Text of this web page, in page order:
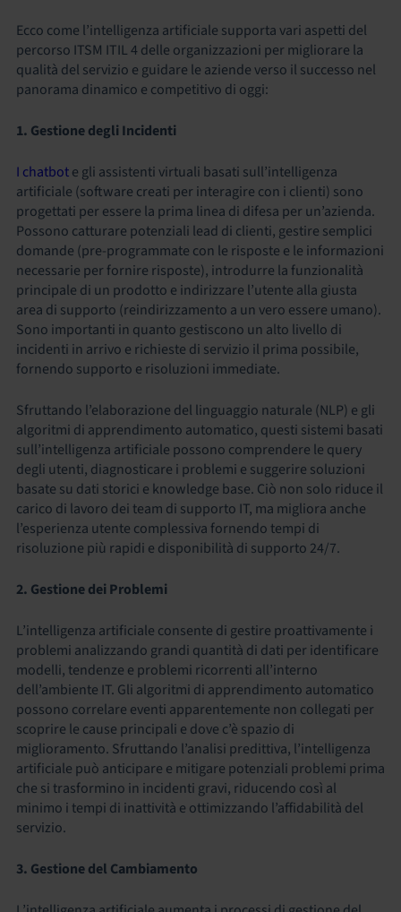
Ecco come l’intelligenza artificiale supporta vari aspetti del
percorso ITSM ITIL 4 delle organizzazioni per migliorare la
qualità del servizio e guidare le aziende verso il successo nel
panorama dinamico e competitivo di oggi:
1. Gestione degli Incidenti
I chatbote gli assistenti virtuali basati sull’intelligenza
artificiale (software creati per interagire con i clienti) sono
progettati per essere la prima linea di difesa per un’azienda.
Possono catturare potenziali lead di clienti, gestire semplici
domande (pre-programmate con le risposte e le informazioni
necessarie per fornire risposte), introdurre la funzionalità
principale di un prodotto e indirizzare l’utente alla giusta
area di supporto (reindirizzamento a un vero essere umano).
Sono importanti in quanto gestiscono un alto livello di
incidenti in arrivo e richieste di servizio il prima possibile,
fornendo supporto e risoluzioni immediate.
Sfruttando l’elaborazione del linguaggio naturale (NLP) e gli
algoritmi di apprendimento automatico, questi sistemi basati
sull’intelligenza artificiale possono comprendere le query
degli utenti, diagnosticare i problemi e suggerire soluzioni
basate su dati storici e knowledge base. Ciò non solo riduce il
carico di lavoro dei team di supporto IT, ma migliora anche
l’esperienza utente complessiva fornendo tempi di
risoluzione più rapidi e disponibilità di supporto 24/7.
2. Gestione dei Problemi
L’intelligenza artificiale consente di gestire proattivamente i
problemi analizzando grandi quantità di dati per identificare
modelli, tendenze e problemi ricorrenti all’interno
dell’ambiente IT. Gli algoritmi di apprendimento automatico
possono correlare eventi apparentemente non collegati per
scoprire le cause principali e dove c’è spazio di
miglioramento. Sfruttando l’analisi predittiva, l’intelligenza
artificiale può anticipare e mitigare potenziali problemi prima
che si trasformino in incidenti gravi, riducendo così al
minimo i tempi di inattività e ottimizzando l’affidabilità del
servizio.
3. Gestione del Cambiamento